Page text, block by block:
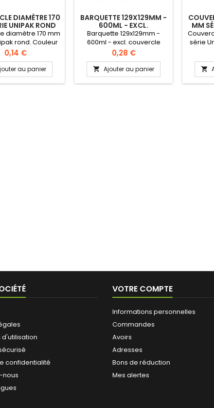
DIAMÈTRE 170
UNIPAK ROND
diamètre 170 mm
rond. Couleur
transparent
alimentaire).
9 mm. Vendu par
pièces mini.
Prix
0,14 €
au panier
BARQUETTE 129X129MM -
600ML - EXCL.
COUVERCLE SERIE UNIPAK
CARRÉ
Barquette 129x129mm -
600ml - excl. couvercle
serie unipak carré.
Barquette de qualité
alimentaire. Avec collier
inviolable. Résistant à la
chaleur +95°C et
Prix
0,28 €
 Ajouter au panier
MM
série

confidentialité
nous
VOTRE COMPTE
Informations personnelles
Commandes
Avoirs
Adresses
Bons de réduction
Mes alertes